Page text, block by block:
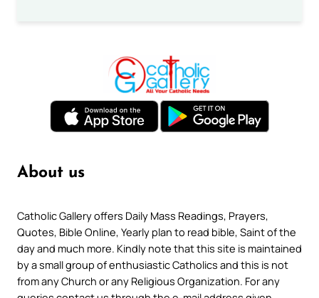
About us
Catholic Gallery offers Daily Mass Readings, Prayers,
Quotes, Bible Online, Yearly plan to read bible, Saint of the
day and much more. Kindly note that this site is maintained
by a small group of enthusiastic Catholics and this is not
from any Church or any Religious Organization. For any